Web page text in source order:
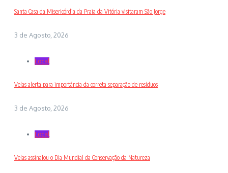
Santa Casa da Misericórdia da Praia da Vitória visitaram São Jorge
3 de Agosto, 2026
Local
Velas alerta para importância da correta separação de resíduos
3 de Agosto, 2026
Local
Velas assinalou o Dia Mundial da Conservação da Natureza